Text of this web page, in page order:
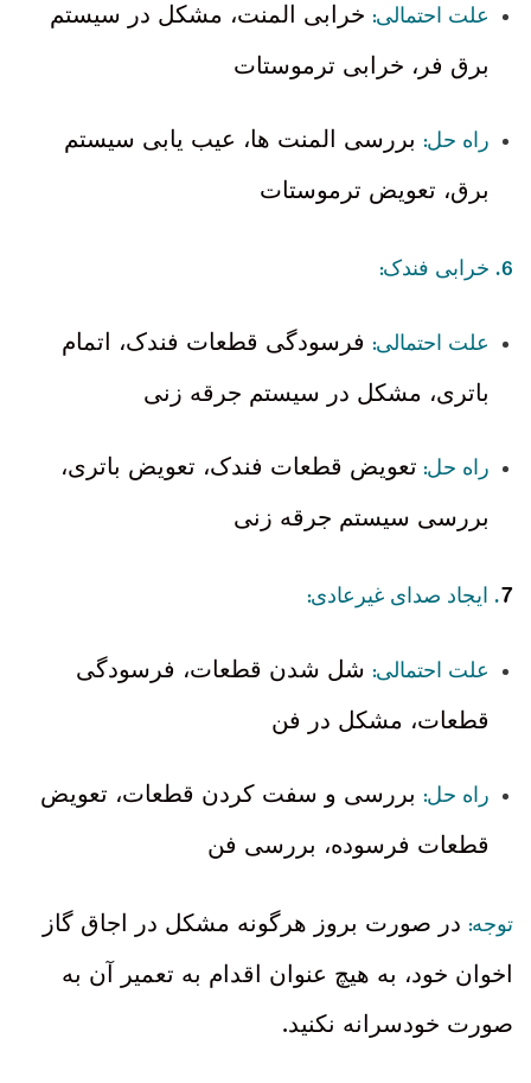
علت احتمالی: خرابی المنت، مشکل در سیستم
برق فر، خرابی ترموستات
راه حل: بررسی المنت ها، عیب یابی سیستم
برق، تعویض ترموستات
6. خرابی فندک:
علت احتمالی: فرسودگی قطعات فندک، اتمام
باتری، مشکل در سیستم جرقه زنی
راه حل: تعویض قطعات فندک، تعویض باتری،
بررسی سیستم جرقه زنی
7
. ایجاد صدای غیرعادی:
علت احتمالی: شل شدن قطعات، فرسودگی
قطعات، مشکل در فن
راه حل: بررسی و سفت کردن قطعات، تعویض
قطعات فرسوده، بررسی فن
توجه: در صورت بروز هرگونه مشکل در اجاق گاز
اخوان خود، به هیچ عنوان اقدام به تعمیر آن به
صورت خودسرانه نکنید.